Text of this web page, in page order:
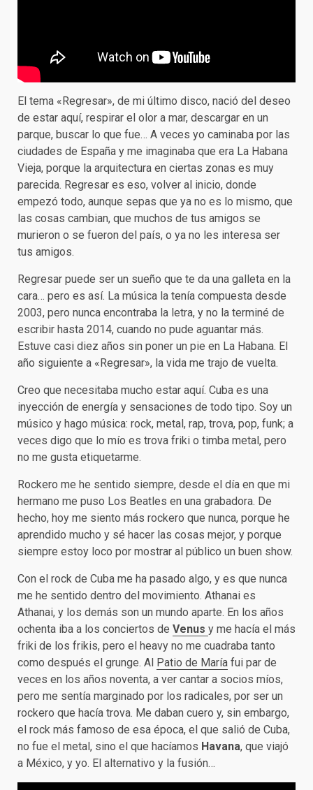
El tema «Regresar», de mi último disco, nació del deseo
de estar aquí, respirar el olor a mar, descargar en un
parque, buscar lo que fue… A veces yo caminaba por las
ciudades de España y me imaginaba que era La Habana
Vieja, porque la arquitectura en ciertas zonas es muy
parecida. Regresar es eso, volver al inicio, donde
empezó todo, aunque sepas que ya no es lo mismo, que
las cosas cambian, que muchos de tus amigos se
murieron o se fueron del país, o ya no les interesa ser
tus amigos.
Regresar puede ser un sueño que te da una galleta en la
cara… pero es así. La música la tenía compuesta desde
2003, pero nunca encontraba la letra, y no la terminé de
escribir hasta 2014, cuando no pude aguantar más.
Estuve casi diez años sin poner un pie en La Habana. El
año siguiente a «Regresar», la vida me trajo de vuelta.
Creo que necesitaba mucho estar aquí. Cuba es una
inyección de energía y sensaciones de todo tipo. Soy un
músico y hago música: rock, metal, rap, trova, pop, funk; a
veces digo que lo mío es trova friki o timba metal, pero
no me gusta etiquetarme.
Rockero me he sentido siempre, desde el día en que mi
hermano me puso Los Beatles en una grabadora. De
hecho, hoy me siento más rockero que nunca, porque he
aprendido mucho y sé hacer las cosas mejor, y porque
siempre estoy loco por mostrar al público un buen show.
Con el rock de Cuba me ha pasado algo, y es que nunca
me he sentido dentro del movimiento. Athanai es
Athanai, y los demás son un mundo aparte. En los años
ochenta iba a los conciertos de Venus y me hacía el más
friki de los frikis, pero el heavy no me cuadraba tanto
como después el grunge. Al Patio de María fui par de
veces en los años noventa, a ver cantar a socios míos,
pero me sentía marginado por los radicales, por ser un
rockero que hacía trova. Me daban cuero y, sin embargo,
el rock más famoso de esa época, el que salió de Cuba,
no fue el metal, sino el que hacíamos Havana, que viajó
a México, y yo. El alternativo y la fusión…